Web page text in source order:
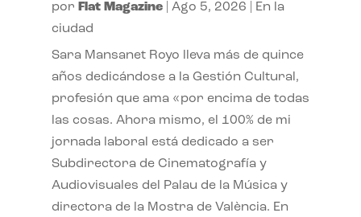
por Flat Magazine| Ago 5, 2026
En la
ciudad
Sara Mansanet Royo lleva más de quince
años dedicándose a la Gestión Cultural,
profesión que ama «por encima de todas
las cosas. Ahora mismo, el 100% de mi
jornada laboral está dedicado a ser
Subdirectora de Cinematografía y
Audiovisuales del Palau de la Música y
directora de la Mostra de València. En